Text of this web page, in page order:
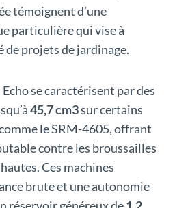
témoignent d’une
particulière qui vise à
de projets de jardinage.
se caractérisent par des
45,7 cm3sur certains
le SRM-4605, offrant
contre les broussailles
Ces machines
brute et une autonomie
réservoir généreux de1,2